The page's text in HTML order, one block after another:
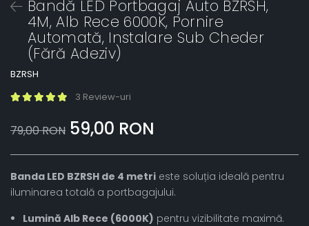
Bandă LED Portbagaj Auto BZRSH,
4M, Alb Rece 6000K, Pornire
Automată, Instalare Sub Cheder
(Fără Adeziv)
BZRSH
3 Review-uri
79,00 RON 59,00 RON
Banda LED BZRSH de 4 metri este soluția ideală pentru
iluminarea totală a portbagajului.
Lumină Alb Rece (6000K) pentru vizibilitate maximă.